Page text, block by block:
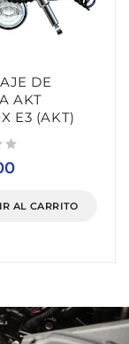
DE
AKT
E3 (AKT)
AL CARRITO